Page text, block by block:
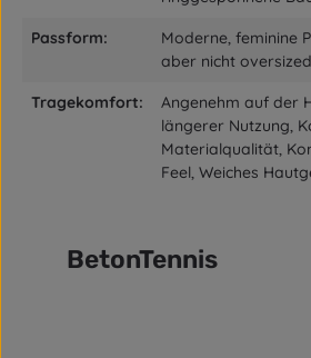
Passform:
Moderne, feminine
aber nicht oversized
Tragekomfort:
Angenehm auf der
längerer Nutzung,
Materialqualität,
Feel, Weiches
BetonTennis